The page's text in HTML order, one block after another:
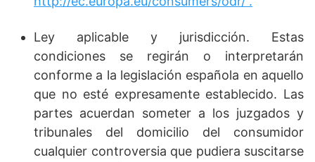
Ley aplicable y jurisdicción. Estas
condiciones se regirán o interpretarán
conforme a la legislación española en aquello
que no esté expresamente establecido. Las
partes acuerdan someter a los juzgados y
tribunales del domicilio del consumidor
cualquier controversia que pudiera suscitarse